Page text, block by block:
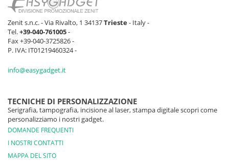
Zenit s.n.c. - Via Rivalto, 1 34137Trieste- Italy -
Tel.+39-040-761005-
Fax +39-040-3725826 -
P. IVA: IT01219460324 -
info@easygadget.it
TECNICHE DI PERSONALIZZAZIONE
Serigrafia, tampografia, incisione al laser, stampa digitale scopri come
personalizziamo i nostri gadget.
DOMANDE FREQUENTI
I NOSTRI CONTATTI
MAPPA DEL SITO